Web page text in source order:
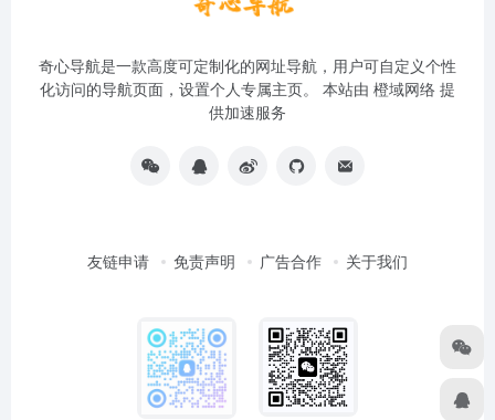
奇心导航是一款高度可定制化的网址导航，用户可自定义个性
化访问的导航页面，设置个人专属主页。 本站由 橙域网络 提
供加速服务
友链申请 免责声明 广告合作 关于我们